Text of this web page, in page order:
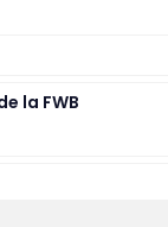
la FWB